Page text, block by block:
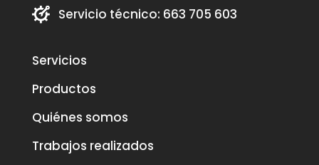
Servicio técnico: 663 705 603
Servicios
Productos
Quiénes somos
Trabajos realizados